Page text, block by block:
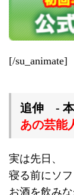
[/su_animate]
追伸 - 本
あの芸能
実は先日、
寝る前にソフ
お酒を飲み